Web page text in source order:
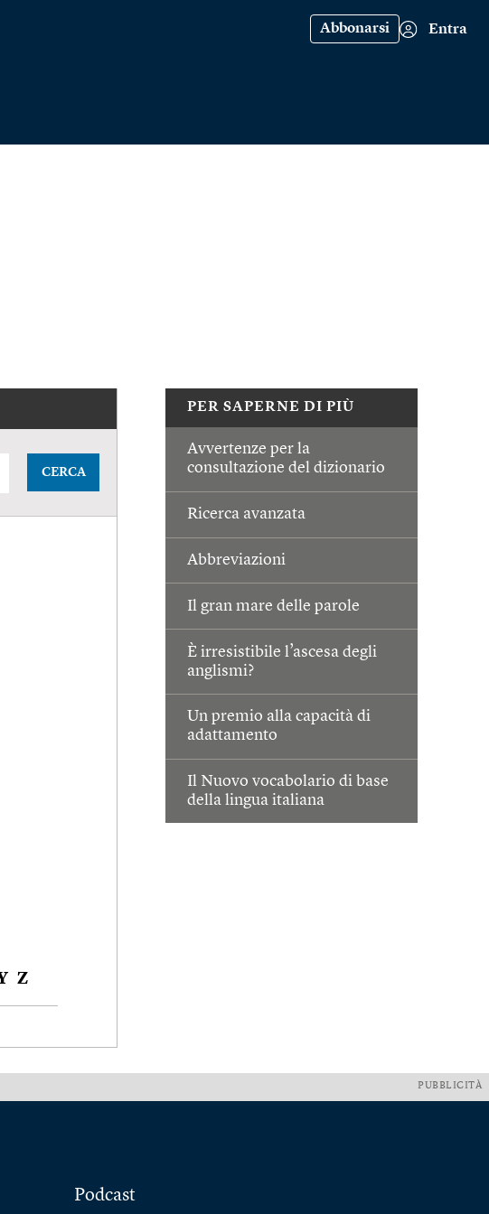
Abbonarsi Entra
PER SAPERNE DI PIÙ
Avvertenze per la
consultazione del dizionario
Ricerca avanzata
Abbreviazioni
Il gran mare delle parole
È irresistibile l’ascesa degli
anglismi?
Un premio alla capacità di
adattamento
Il Nuovo vocabolario di base
della lingua italiana
CERCA
Z
PUBBLICITÀ
Podcast